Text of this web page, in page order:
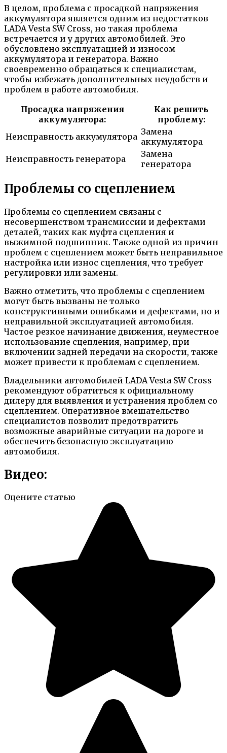
В целом, проблема с просадкой напряжения
аккумулятора является одним из недостатков
LADA Vesta SW Cross, но такая проблема
встречается и у других автомобилей. Это
обусловлено эксплуатацией и износом
аккумулятора и генератора. Важно
своевременно обращаться к специалистам,
чтобы избежать дополнительных неудобств и
проблем в работе автомобиля.
Просадка напряжения
аккумулятора:
Как решить
проблему:
Неисправность аккумулятора Замена
аккумулятора
Неисправность генератора
Замена
генератора
Проблемы со сцеплением
Проблемы со сцеплением связаны с
несовершенством трансмиссии и дефектами
деталей, таких как муфта сцепления и
выжимной подшипник. Также одной из причин
проблем с сцеплением может быть неправильное
настройка или износ сцепления, что требует
регулировки или замены.
Важно отметить, что проблемы с сцеплением
могут быть вызваны не только
конструктивными ошибками и дефектами, но и
неправильной эксплуатацией автомобиля.
Частое резкое начинание движения, неуместное
использование сцепления, например, при
включении задней передачи на скорости, также
может привести к проблемам с сцеплением.
Владельники автомобилей LADA Vesta SW Cross
рекомендуют обратиться к официальному
дилеру для выявления и устранения проблем со
сцеплением. Оперативное вмешательство
специалистов позволит предотвратить
возможные аварийные ситуации на дороге и
обеспечить безопасную эксплуатацию
автомобиля.
Видео:
Оцените статью